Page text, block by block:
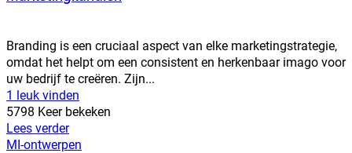
Branding is een cruciaal aspect van elke marketingstrategie,
omdat het helpt om een consistent en herkenbaar imago voor
uw bedrijf te creëren. Zijn...
1 leuk vinden
5798 Keer bekeken
Lees verder
MI-ontwerpen